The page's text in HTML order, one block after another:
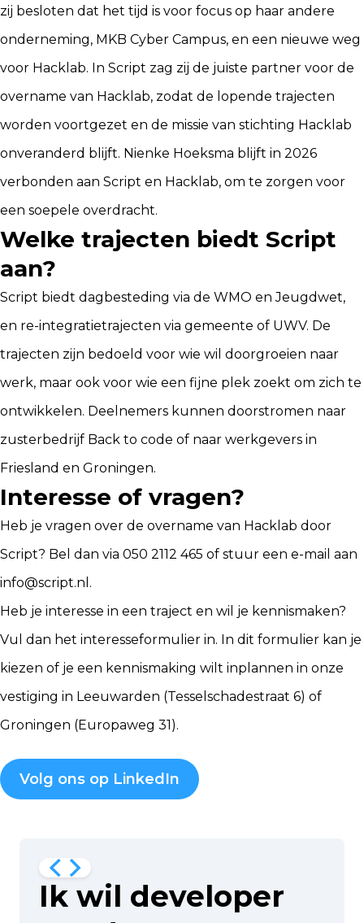
zij besloten dat het tijd is voor focus op haar andere
onderneming, MKB Cyber Campus, en een nieuwe weg
voor Hacklab. In Script zag zij de juiste partner voor de
overname van Hacklab, zodat de lopende trajecten
worden voortgezet en de missie van stichting Hacklab
onveranderd blijft. Nienke Hoeksma blijft in 2026
verbonden aan Script en Hacklab, om te zorgen voor
een soepele overdracht.
Welke trajecten biedt Script
aan?
Script biedt dagbesteding via de WMO en Jeugdwet,
en re-integratietrajecten via gemeente of UWV. De
trajecten zijn bedoeld voor wie wil doorgroeien naar
werk, maar ook voor wie een fijne plek zoekt om zich te
ontwikkelen. Deelnemers kunnen doorstromen naar
zusterbedrijf Back to code of naar werkgevers in
Friesland en Groningen.
Interesse of vragen?
Heb je vragen over de overname van Hacklab door
Script? Bel dan via 050 2112 465 of stuur een e-mail aan
info@script.nl .
Heb je interesse in een traject en wil je kennismaken?
Vul dan het interesseformulier in. In dit formulier kan je
kiezen of je een kennismaking wilt inplannen in onze
vestiging in Leeuwarden (Tesselschadestraat 6) of
Groningen (Europaweg 31).
Volg ons op LinkedIn
Ik wil developer